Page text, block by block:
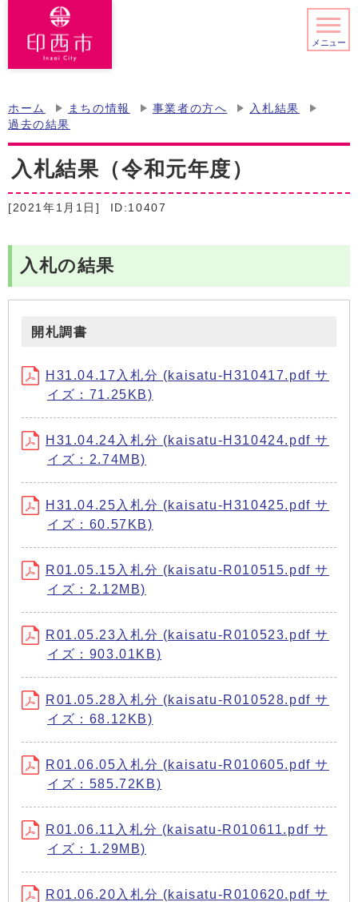
メニュー
ホーム まちの情報 事業者の方へ
入札結果
過去の結果
入札結果（令和元年度）
[2021年1月1日] ID:10407
入札の結果
開札調書
H31.04.17入札分 (kaisatu-H310417.pdf サ
イズ：71.25KB)
H31.04.24入札分 (kaisatu-H310424.pdf サ
イズ：2.74MB)
H31.04.25入札分 (kaisatu-H310425.pdf サ
イズ：60.57KB)
R01.05.15入札分 (kaisatu-R010515.pdf サ
イズ：2.12MB)
R01.05.23入札分 (kaisatu-R010523.pdf サ
イズ：903.01KB)
R01.05.28入札分 (kaisatu-R010528.pdf サ
イズ：68.12KB)
R01.06.05入札分 (kaisatu-R010605.pdf サ
イズ：585.72KB)
R01.06.11入札分 (kaisatu-R010611.pdf サ
イズ：1.29MB)
R01.06.20入札分 (kaisatu-R010620.pdf サ